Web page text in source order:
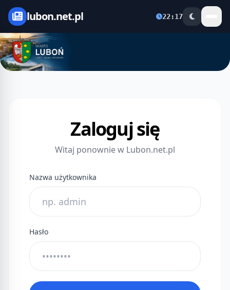
lubon.net.pl 22:17
Zaloguj się
Witaj ponownie w Lubon.net.pl
Nazwa użytkownika
Hasło